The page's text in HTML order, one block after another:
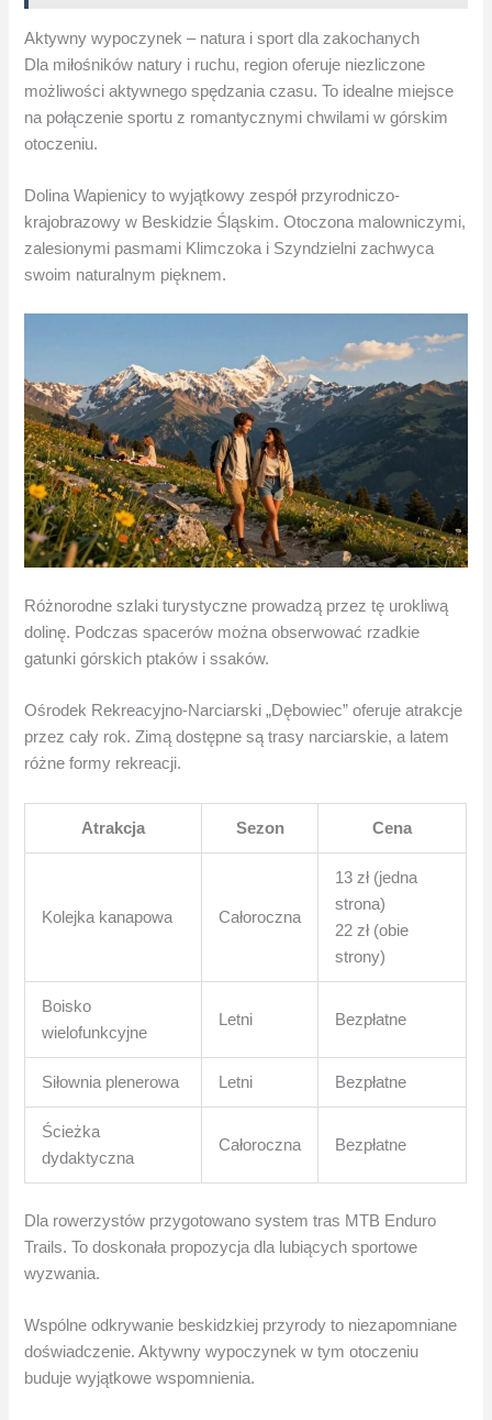
Aktywny wypoczynek – natura i sport dla zakochanych
Dla miłośników natury i ruchu, region oferuje niezliczone
możliwości aktywnego spędzania czasu. To idealne miejsce
na połączenie sportu z romantycznymi chwilami w górskim
otoczeniu.
Dolina Wapienicy to wyjątkowy zespół przyrodniczo-
krajobrazowy w Beskidzie Śląskim. Otoczona malowniczymi,
zalesionymi pasmami Klimczoka i Szyndzielni zachwyca
swoim naturalnym pięknem.
Różnorodne szlaki turystyczne prowadzą przez tę urokliwą
dolinę. Podczas spacerów można obserwować rzadkie
gatunki górskich ptaków i ssaków.
Ośrodek Rekreacyjno-Narciarski „Dębowiec” oferuje atrakcje
przez cały rok. Zimą dostępne są trasy narciarskie, a latem
różne formy rekreacji.
Atrakcja Sezon Cena
Kolejka kanapowa Całoroczna
13 zł (jedna
strona)
22 zł (obie
strony)
Boisko
wielofunkcyjne
Letni Bezpłatne
Siłownia plenerowa Letni Bezpłatne
Ścieżka
dydaktyczna
Całoroczna Bezpłatne
Dla rowerzystów przygotowano system tras MTB Enduro
Trails. To doskonała propozycja dla lubiących sportowe
wyzwania.
Wspólne odkrywanie beskidzkiej przyrody to niezapomniane
doświadczenie. Aktywny wypoczynek w tym otoczeniu
buduje wyjątkowe wspomnienia.